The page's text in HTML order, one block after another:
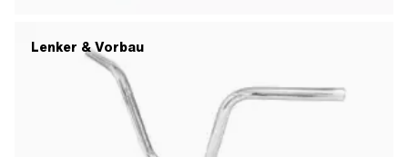
Lenker & Vorbau